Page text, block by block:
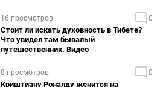
16 просмотров 0
Стоит ли искать духовность в Тибете?
Что увидел там бывалый
путешественник. Видео
8 просмотров 0
Криштиану Роналду женится на